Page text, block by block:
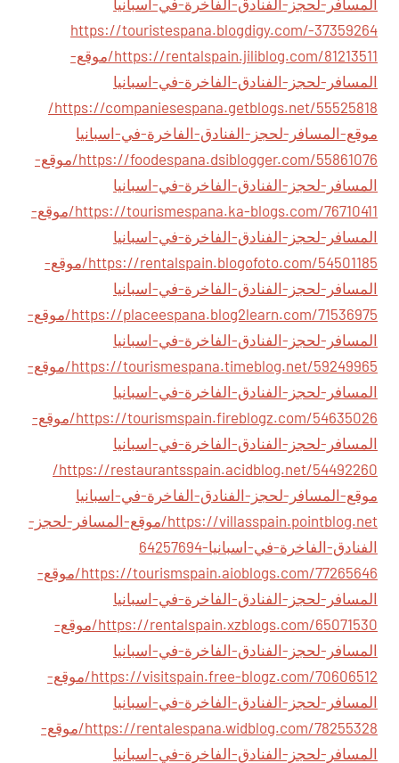
المسافر-لحجز-الفنادق-الفاخرة-في-اسبانيا
https://touristespana.blogdigy.com/-37359264
https://rentalspain.jiliblog.com/81213511/موقع-
المسافر-لحجز-الفنادق-الفاخرة-في-اسبانيا
https://companiesespana.getblogs.net/55525818/
موقع-المسافر-لحجز-الفنادق-الفاخرة-في-اسبانيا
https://foodespana.dsiblogger.com/55861076/موقع-
المسافر-لحجز-الفنادق-الفاخرة-في-اسبانيا
https://tourismespana.ka-blogs.com/76710411/موقع-
المسافر-لحجز-الفنادق-الفاخرة-في-اسبانيا
https://rentalspain.blogofoto.com/54501185/موقع-
المسافر-لحجز-الفنادق-الفاخرة-في-اسبانيا
https://placeespana.blog2learn.com/71536975/موقع-
المسافر-لحجز-الفنادق-الفاخرة-في-اسبانيا
https://tourismespana.timeblog.net/59249965/موقع-
المسافر-لحجز-الفنادق-الفاخرة-في-اسبانيا
https://tourismspain.fireblogz.com/54635026/موقع-
المسافر-لحجز-الفنادق-الفاخرة-في-اسبانيا
https://restaurantsspain.acidblog.net/54492260/
موقع-المسافر-لحجز-الفنادق-الفاخرة-في-اسبانيا
https://villasspain.pointblog.net/موقع-المسافر-لحجز-
الفنادق-الفاخرة-في-اسبانيا-64257694
https://tourismspain.aioblogs.com/77265646/موقع-
المسافر-لحجز-الفنادق-الفاخرة-في-اسبانيا
https://rentalspain.xzblogs.com/65071530/موقع-
المسافر-لحجز-الفنادق-الفاخرة-في-اسبانيا
https://visitspain.free-blogz.com/70606512/موقع-
المسافر-لحجز-الفنادق-الفاخرة-في-اسبانيا
https://rentalespana.widblog.com/78255328/موقع-
المسافر-لحجز-الفنادق-الفاخرة-في-اسبانيا